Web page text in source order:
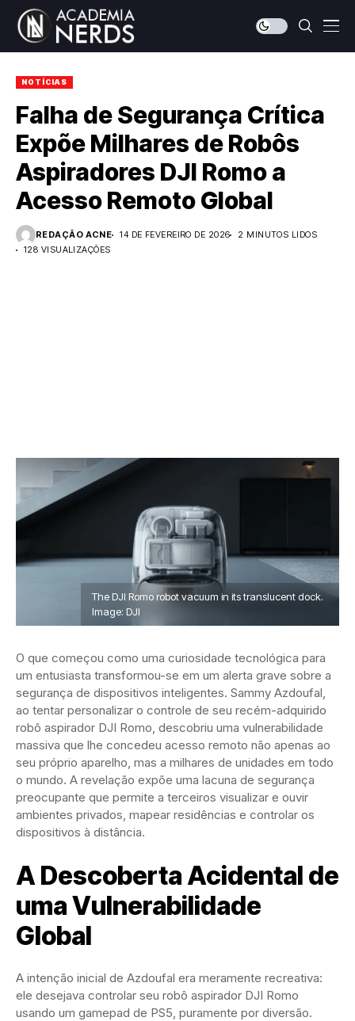
NOTÍCIAS
Falha de Segurança Crítica
Expõe Milhares de Robôs
Aspiradores DJI Romo a
Acesso Remoto Global
REDAÇÃO ACNE 14 DE FEVEREIRO DE 2026
2 MINUTOS LIDOS
128 VISUALIZAÇÕES
The DJI Romo robot vacuum in its translucent dock.
Image: DJI
O que começou como uma curiosidade tecnológica para
um entusiasta transformou-se em um alerta grave sobre a
segurança de dispositivos inteligentes. Sammy Azdoufal,
ao tentar personalizar o controle de seu recém-adquirido
robô aspirador DJI Romo, descobriu uma vulnerabilidade
massiva que lhe concedeu acesso remoto não apenas ao
seu próprio aparelho, mas a milhares de unidades em todo
o mundo. A revelação expõe uma lacuna de segurança
preocupante que permite a terceiros visualizar e ouvir
ambientes privados, mapear residências e controlar os
dispositivos à distância.
A Descoberta Acidental de
uma Vulnerabilidade
Global
A intenção inicial de Azdoufal era meramente recreativa:
ele desejava controlar seu robô aspirador DJI Romo
usando um gamepad de PS5, puramente por diversão.